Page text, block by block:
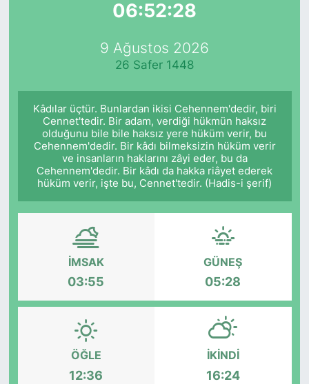
06:52:28
9 Ağustos 2026
26 Safer 1448
Kâdılar üçtür. Bunlardan ikisi Cehennem'dedir, biri
Cennet'tedir. Bir adam, verdiği hükmün haksız
olduğunu bile bile haksız yere hüküm verir, bu
Cehennem'dedir. Bir kâdı bilmeksizin hüküm verir
ve insanların haklarını zâyi eder, bu da
Cehennem'dedir. Bir kâdı da hakka riâyet ederek
hüküm verir, işte bu, Cennet'tedir. (Hadis-i şerif)
İMSAK
03:55
GÜNEŞ
05:28
ÖĞLE
12:36
İKINDI
16:24
Spor
ŞİRKET HABERLERİ
SAVUNMA SANAYİ
FUAR HABERLERİ
FUAR TAKVİMİ
Amerika Fuarları
FUAR RAPORU
FESTİVAL TAKVİMİ
KONGRE HABERLERİ
KONGRE TAKVİMİ